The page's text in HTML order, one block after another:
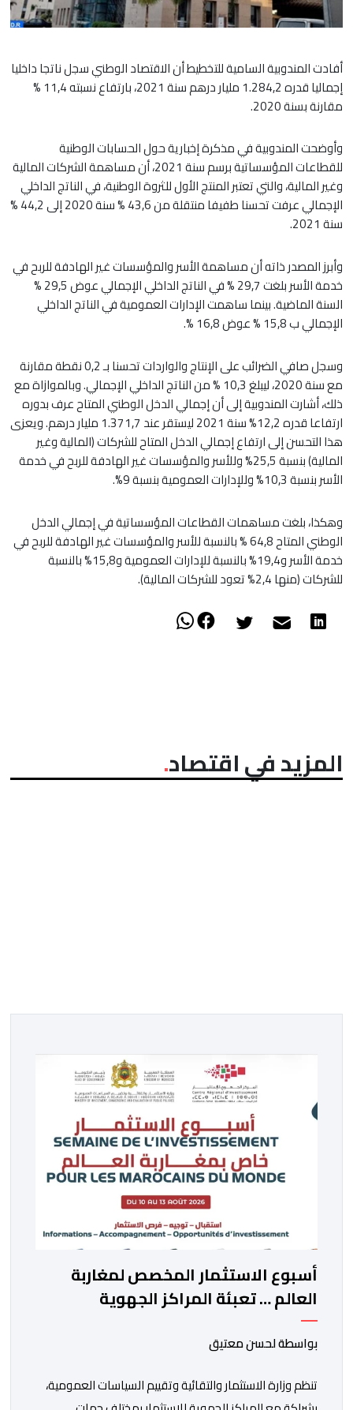
أفادت المندوبية السامية للتخطيط أن الاقتصاد الوطني سجل ناتجا داخليا
إجماليا قدره 1.284,2 مليار درهم سنة 2021، بارتفاع نسبته 11,4 %
مقارنة بسنة 2020.
وأوضحت المندوبية في مذكرة إخبارية حول الحسابات الوطنية
للقطاعات المؤسساتية برسم سنة 2021، أن مساهمة الشركات المالية
وغير المالية، والتي تعتبر المنتج الأول للثروة الوطنية، في الناتج الداخلي
الإجمالي عرفت تحسنا طفيفا منتقلة من 43,6 % سنة 2020 إلى 44,2 %
سنة 2021.
وأبرز المصدر ذاته أن مساهمة الأسر والمؤسسات غير الهادفة للربح في
خدمة الأسر بلغت 29,7 % في الناتج الداخلي الإجمالي عوض 29,5 %
السنة الماضية. بينما ساهمت الإدارات العمومية في الناتج الداخلي
الإجمالي ب 15,8 % عوض 16,8 %.
وسجل صافي الضرائب على الإنتاج والواردات تحسنا بـ 0,2 نقطة مقارنة
مع سنة 2020، ليبلغ 10,3 % من الناتج الداخلي الإجمالي. وبالموازاة مع
ذلك، أشارت المندوبية إلى أن إجمالي الدخل الوطني المتاح عرف بدوره
ارتفاعا قدره 12,2% سنة 2021 ليستقر عند 1.371,7 مليار درهم. ويعزى
هذا التحسن إلى ارتفاع إجمالي الدخل المتاح للشركات (المالية وغير
المالية) بنسبة 25,5% وللأسر والمؤسسات غير الهادفة للربح في خدمة
الأسر بنسبة 10,3% وللإدارات العمومية بنسبة 9%.
وهكذا، بلغت مساهمات القطاعات المؤسساتية في إجمالي الدخل
الوطني المتاح 64,8 % بالنسبة للأسر والمؤسسات غير الهادفة للربح في
خدمة الأسر و19,4% بالنسبة للإدارات العمومية و15,8% بالنسبة
للشركات (منها 2,4% تعود للشركات المالية).
المزيد في اقتصاد
أسبوع الاستثمار المخصص لمغاربة
العالم … تعبئة المراكز الجهوية
للاستثمار لمواكبة مشاريع مغاربة
العالم
بواسطة لحسن معتيق
تنظم وزارة الاستثمار والتقائية وتقييم السياسات العمومية،